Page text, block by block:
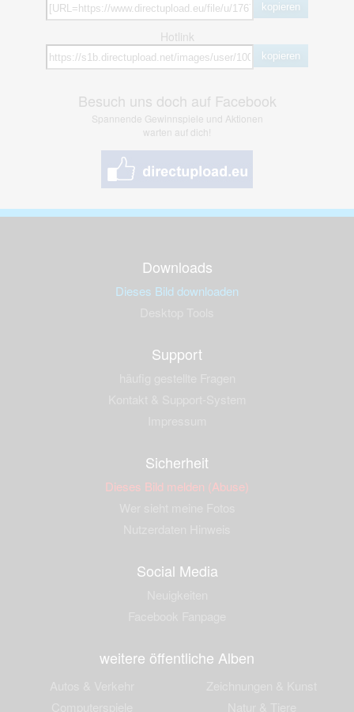
kopieren
Hotlink
kopieren
Besuch uns doch auf Facebook
Spannende Gewinnspiele und Aktionen
warten auf dich!
Downloads
Dieses Bild downloaden
Support
Sicherheit
Dieses Bild melden (Abuse)
Social Media
weitere öffentliche Alben